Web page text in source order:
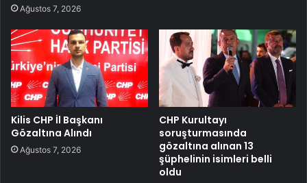
Ağustos 7, 2026
Kilis CHP İl Başkanı
Gözaltına Alındı
Ağustos 7, 2026
CHP Kurultayı
soruşturmasında
gözaltına alınan 13
şüphelinin isimleri belli
oldu